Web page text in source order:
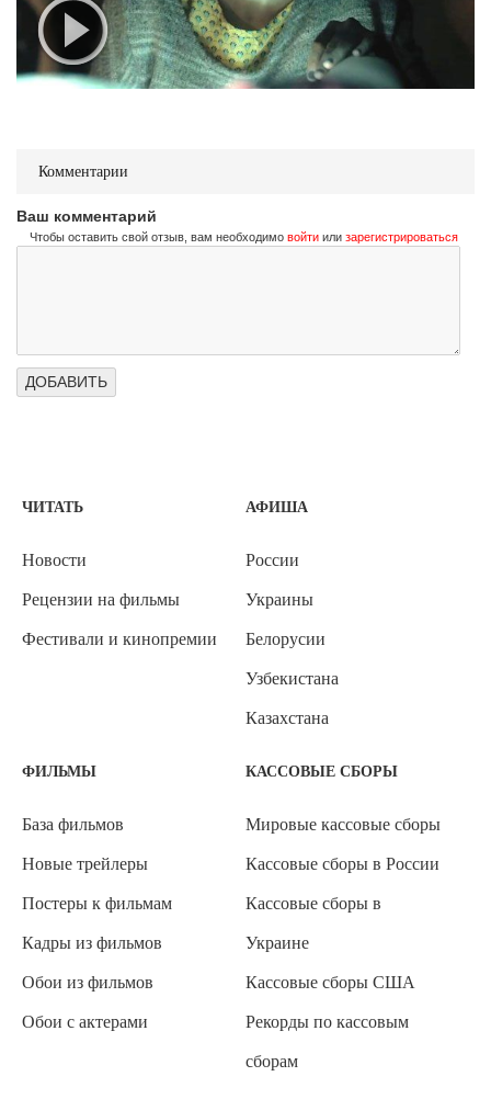
Комментарии
Ваш комментарий
Чтобы оставить свой отзыв, вам необходимо войти или зарегистрироваться
ЧИТАТЬ
Новости
Рецензии на фильмы
Фестивали и кинопремии
АФИША
России
Украины
Белорусии
Узбекистана
Казахстана
ФИЛЬМЫ
База фильмов
Новые трейлеры
Постеры к фильмам
Кадры из фильмов
Обои из фильмов
Обои с актерами
КАССОВЫЕ СБОРЫ
Мировые кассовые сборы
Кассовые сборы в России
Кассовые сборы в
Украине
Кассовые сборы США
Рекорды по кассовым
сборам